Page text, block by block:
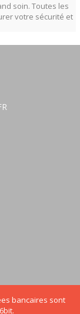
soin. Toutes les
votre sécurité et
bancaires sont